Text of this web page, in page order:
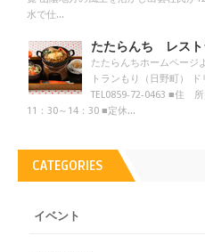
水で仕...
たたらんち レスト
たたらんちホームペー
トランもり（日野町）
TEL0859-72-0463 ■住
11：30～14：30 ■定休...
CATEGORIES
イベント